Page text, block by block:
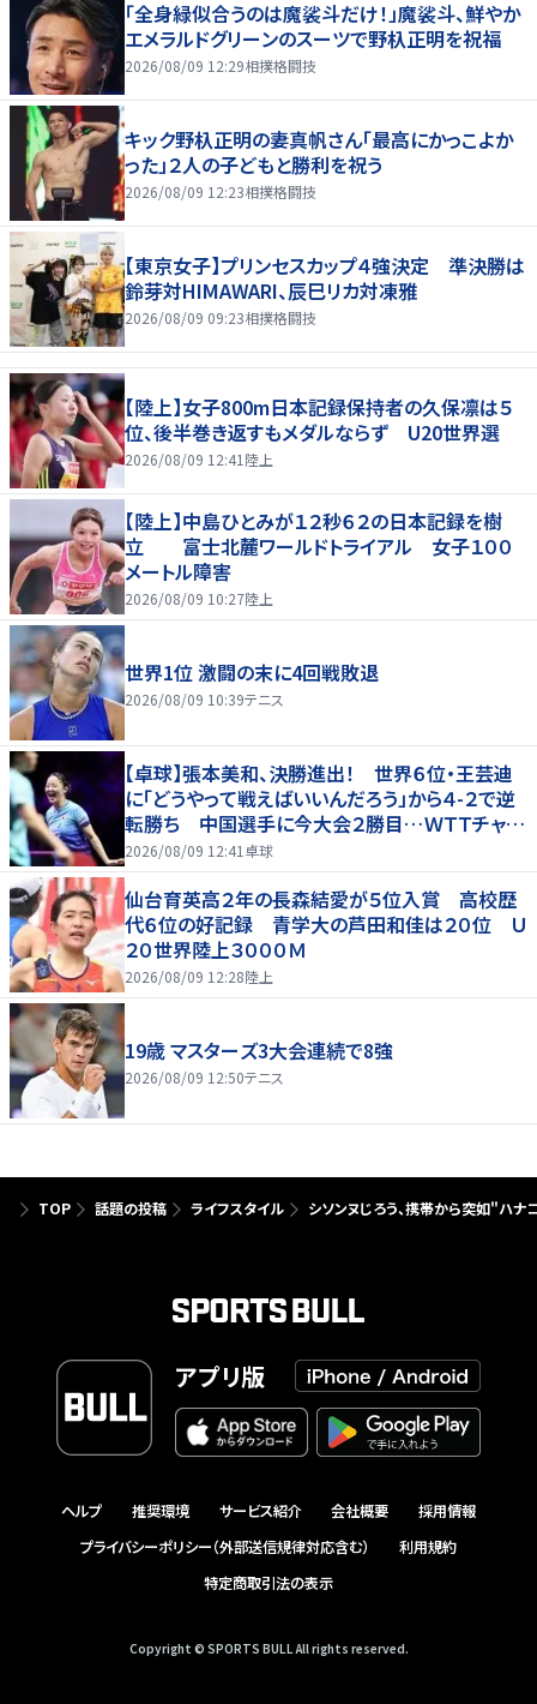
「全身緑似合うのは魔裟斗だけ！」魔裟斗、鮮やか
エメラルドグリーンのスーツで野杁正明を祝福
2026/08/09 12:29相撲格闘技
キック野杁正明の妻真帆さん「最高にかっこよか
った」２人の子どもと勝利を祝う
2026/08/09 12:23相撲格闘技
【東京女子】プリンセスカップ４強決定 準決勝は
鈴芽対HIMAWARI、辰巳リカ対凍雅
2026/08/09 09:23相撲格闘技
【陸上】女子800m日本記録保持者の久保凛は５
位、後半巻き返すもメダルならず U20世界選
2026/08/09 12:41 陸上
【陸上】中島ひとみが１２秒６２の日本記録を樹
立 富士北麓ワールドトライアル 女子１００
メートル障害
2026/08/09 10:27陸上
世界1位 激闘の末に4回戦敗退
2026/08/09 10:39テニス
【卓球】張本美和、決勝進出！ 世界６位・王芸迪
に「どうやって戦えばいいんだろう」から４-２で逆
転勝ち 中国選手に今大会２勝目…ＷＴＴチャン
ピオンズ横浜
2026/08/09 12:41 卓球
仙台育英高２年の長森結愛が５位入賞 高校歴
代６位の好記録 青学大の芦田和佳は２０位 Ｕ
２０世界陸上３０００Ｍ
2026/08/09 12:28陸上
19歳 マスターズ3大会連続で8強
2026/08/09 12:50テニス
TOP 話題の投稿 ライフスタイル シソンヌじろう、携帯から突如"ハ
アプリ版
ヘルプ 推奨環境 サービス紹介 会社概要
採用情報
プライバシーポリシー（外部送信規律対応含む）
利用規約
特定商取引法の表示
Copyright © SPORTS BULL All rights reserved.